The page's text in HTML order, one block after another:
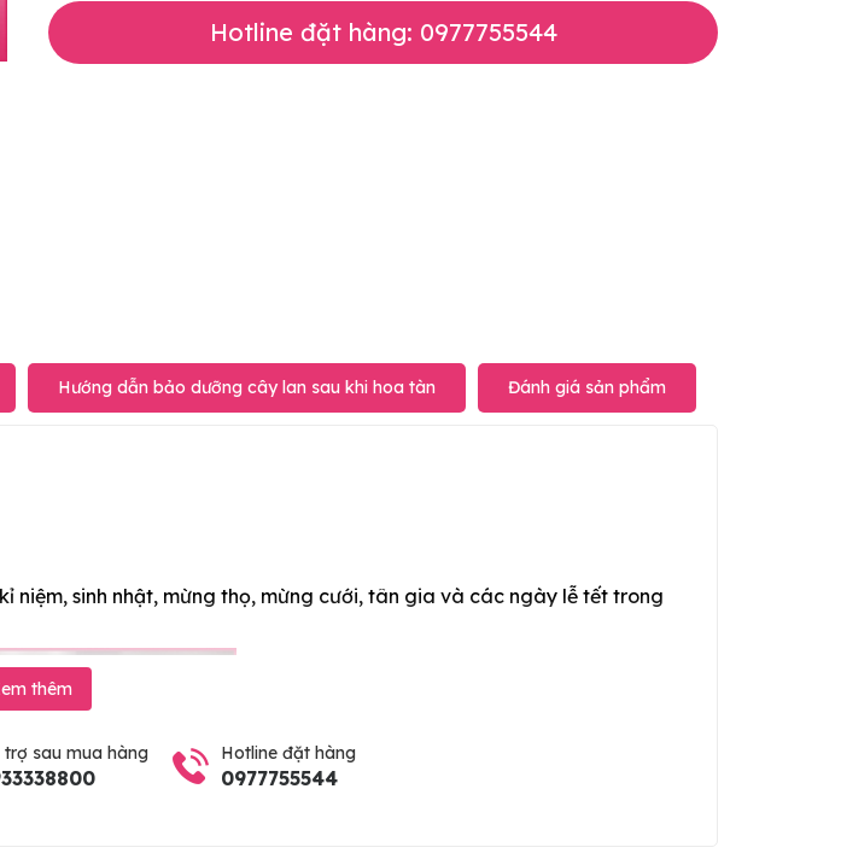
Hotline đặt hàng: 0977755544
Hướng dẫn bảo dưỡng cây lan sau khi hoa tàn Đánh giá sản phẩm
niệm, sinh nhật, mừng thọ, mừng cưới, tân gia và các ngày lễ tết trong
thêm
trợ sau mua hàng Hotline đặt hàng
0977755544